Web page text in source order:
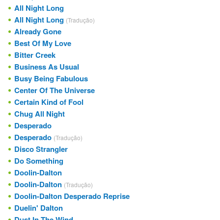
All Night Long
All Night Long (Tradução)
Already Gone
Best Of My Love
Bitter Creek
Business As Usual
Busy Being Fabulous
Center Of The Universe
Certain Kind of Fool
Chug All Night
Desperado
Desperado (Tradução)
Disco Strangler
Do Something
Doolin-Dalton
Doolin-Dalton (Tradução)
Doolin-Dalton Desperado Reprise
Duelin' Dalton